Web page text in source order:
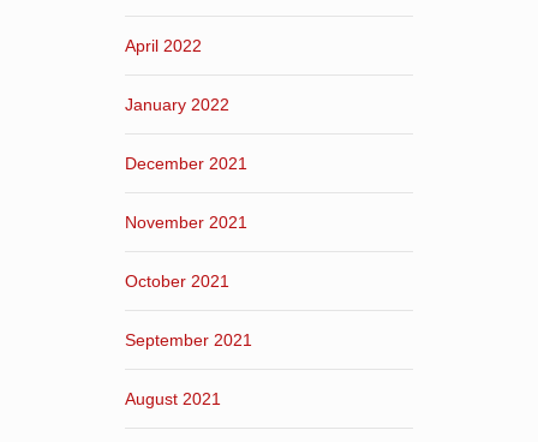
April 2022
January 2022
December 2021
November 2021
October 2021
September 2021
August 2021